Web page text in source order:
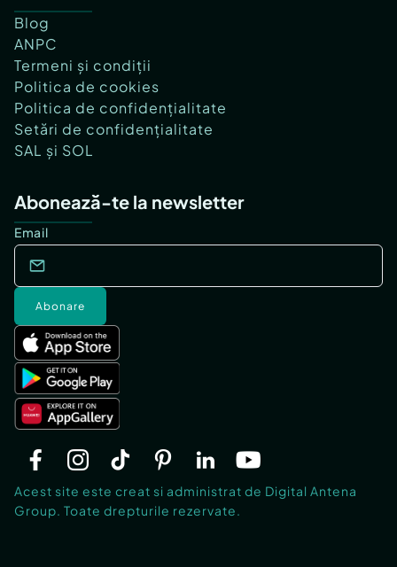
Blog
ANPC
Termeni și condiții
Politica de cookies
Politica de confidențialitate
Setări de confidențialitate
SAL și SOL
Abonează-te la newsletter
Email
Abonare
Acest site este creat si administrat de Digital Antena
Group. Toate drepturile rezervate.